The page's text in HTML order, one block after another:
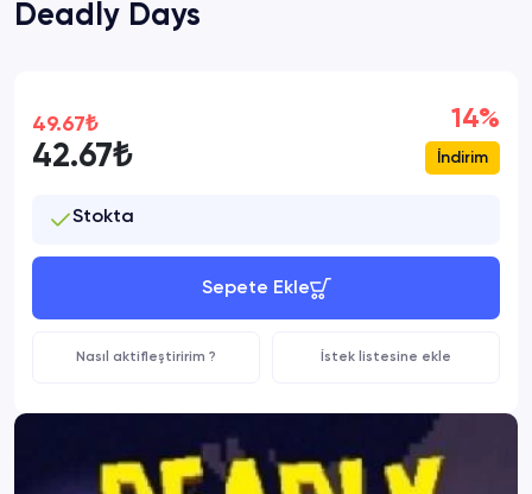
Deadly Days
49.67₺
42.67₺
14%
İndirim
Stokta
Sepete Ekle
Nasıl aktifleştiririm ? İstek listesine ekle